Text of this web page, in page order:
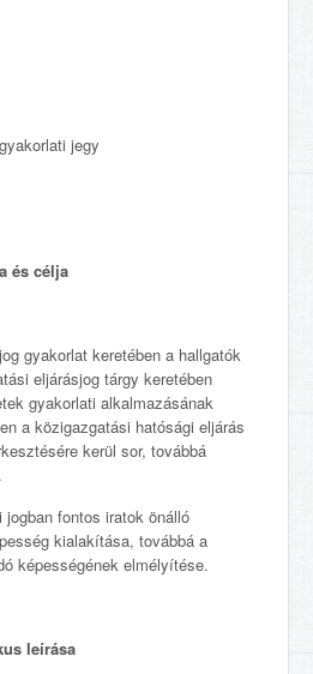
gyakorlati jegy
és célja
gyakorlat keretében a hallgatók
eljárásjog tárgy keretében
gyakorlati alkalmazásának
a közigazgatási hatósági eljárás
kerül sor, továbbá
fontos iratok önálló
kialakítása, továbbá a
képességének elmélyítése.
leírása